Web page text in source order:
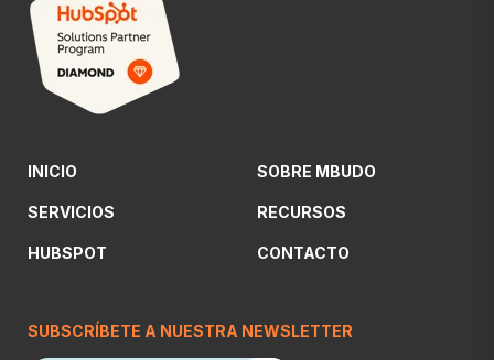
INICIO
SERVICIOS
HUBSPOT
SOBRE MBUDO
RECURSOS
CONTACTO
SUBSCRÍBETE A NUESTRA NEWSLETTER